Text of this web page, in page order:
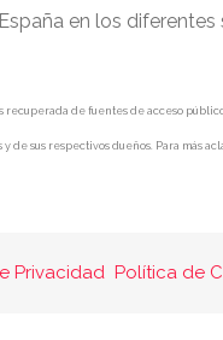
en los
de fuentes de acceso
de sus respectivos dueños. Para más
Privacidad Política de